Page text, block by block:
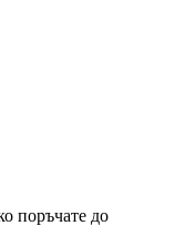
поръчате до